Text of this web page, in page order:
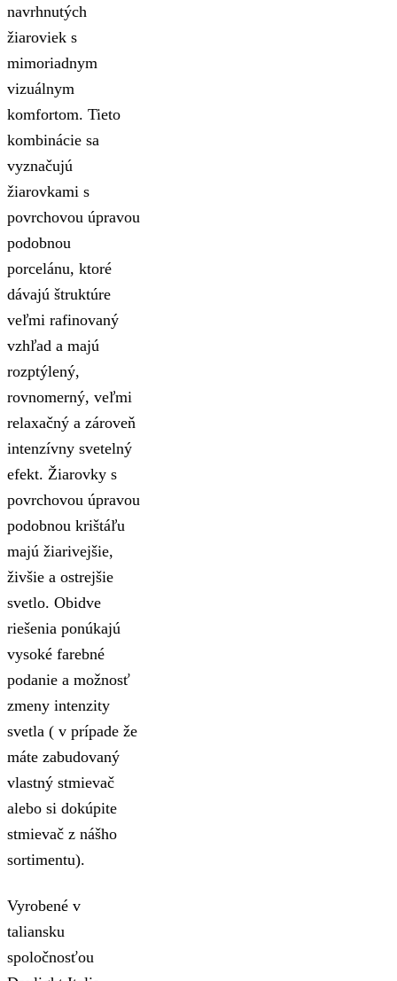
navrhnutých
žiaroviek s
mimoriadnym
vizuálnym
komfortom. Tieto
kombinácie sa
vyznačujú
žiarovkami s
povrchovou úpravou
podobnou
porcelánu, ktoré
dávajú štruktúre
veľmi rafinovaný
vzhľad a majú
rozptýlený,
rovnomerný, veľmi
relaxačný a zároveň
intenzívny svetelný
efekt. Žiarovky s
povrchovou úpravou
podobnou krištáľu
majú žiarivejšie,
živšie a ostrejšie
svetlo. Obidve
riešenia ponúkajú
vysoké farebné
podanie a možnosť
zmeny intenzity
svetla ( v prípade že
máte zabudovaný
vlastný stmievač
alebo si dokúpite
stmievač z nášho
sortimentu).
Vyrobené v
taliansku
spoločnosťou